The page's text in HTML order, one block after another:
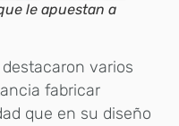
le apuestan a
varios
fabricar
que en su diseño